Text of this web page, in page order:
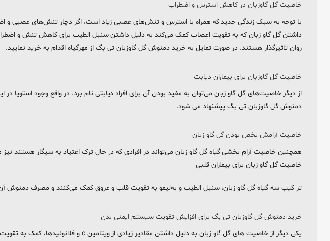
خاصیت گل گاوزبان در کاهش استرس و اضطراب
با توجه به سبک زندگی جدید که همراه با استرس و تنش‌های عصبی زیاد است، اگر دچار تنش‌های عصبی و
داشتن گل گاو زبان که به تقویت اعصاب کمک می‌کند به دلیل داشتن سنبل الطیب برای کاهش تنش و
روان تاثیرگذار هستند. در صورت تمایل به خرید دمنوش گل گاوزبان تی بگ از مهرگیاه اقدام به خرید نمایید.
خاصیت گل گاوزبان برای بیماران دیابت
از دیگر خاصیت‌های گل گاو زبان می‌توان به مفید بودن آن برای افراد دیابتی نام برد. در واقع وجود استویا
دمنوش گل گاوزبان تی بگ پیشنهاد می شود.
خاصیت آرامش بخص بودن گل گاو زبان
همچنین خاصیت آرام بخشی گیاه گل گاو زبان می‌تواند در افرادی که در حال ترک اعتیاد به سیگار هستند نیز
خاصیت گل گاو زبان برای بیماران قلبی
تر کیب سه گیاه گل گاو زبان، سنبل الطیب و به‌لیمو به تقویت قلب و عروق کمک می‌کنند و مصرف دمنوش آن
خرید دمنوش گل گاوزبان تی بگ برای افزایش تقویت سیستم ایمنی بدن
یکی دیگر از خاصیت های گل گاو زبان به دلیل داشتن مقادیر زیادی از ویتامین c و فلانوئیدها، کمک به تقویت سیستم ایمنی است.